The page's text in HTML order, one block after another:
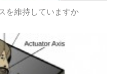
を維持していますか